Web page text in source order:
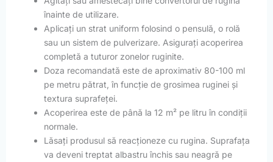
înainte de utilizare.
Aplicați un strat uniform folosind o pensulă, o rolă
sau un sistem de pulverizare. Asigurați acoperirea
completă a tuturor zonelor ruginite.
Doza recomandată este de aproximativ 80-100 ml
pe metru pătrat, în funcție de grosimea ruginei și
textura suprafeței.
Acoperirea este de până la 12 m² pe litru în condiții
normale.
Lăsați produsul să reacționeze cu rugina. Suprafața
va deveni treptat albastru închis sau neagră pe